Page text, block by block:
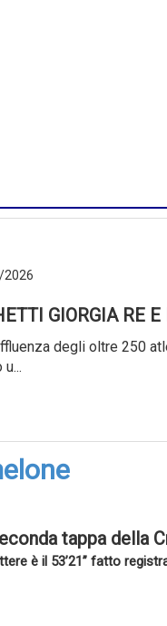
2026
GIORGIA RE
degli oltre 250
tappa della
è il 53’21” fatto